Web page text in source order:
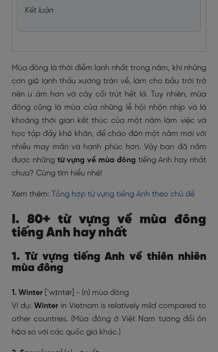
Kết luận
Mùa đông là thời điểm lạnh nhất trong năm, khi những
cơn gió lạnh thấu xương tràn về, làm cho bầu trời trở
nên u ám hơn và cây cối trút hết lá. Tuy nhiên, mùa
đông cũng là mùa của những lễ hội nhộn nhịp và là
khoảng thời gian kết thúc của một năm làm việc và
học tập đầy khó khăn, để chào đón một năm mới với
nhiều may mắn và hạnh phúc hơn. Vậy bạn đã nắm
được những từ vựng về mùa đông tiếng Anh hay nhất
chưa? Cùng tìm hiểu nhé!
Xem thêm: Tổng hợp từ vựng tiếng Anh theo chủ đề
I. 80+ từ vựng về mùa đông
tiếng Anh hay nhất
1. Từ vựng tiếng Anh về thiên nhiên
mùa đông
1. Winter [ˈwɪntər] - (n) mùa đông
Ví dụ: Winterin Vietnam is relatively mild compared to
other countries. (Mùa đông ở Việt Nam tương đối ôn
hòa so với các quốc gia khác.)